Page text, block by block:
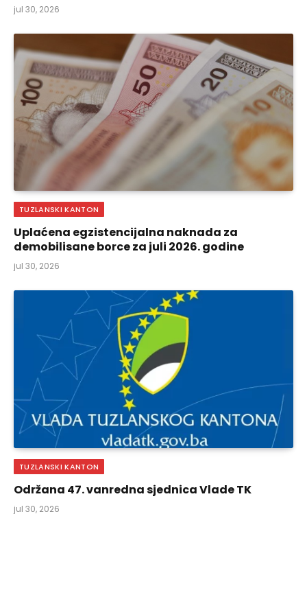
jul 30, 2026
TUZLANSKI KANTON
Uplaćena egzistencijalna naknada za
demobilisane borce za juli 2026. godine
jul 30, 2026
TUZLANSKI KANTON
Održana 47. vanredna sjednica Vlade TK
jul 30, 2026